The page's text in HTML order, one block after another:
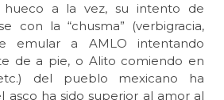
hueco a la vez, su intento de
con la “chusma” (verbigracia,
emular a AMLO intentando
de a pie, o Alito comiendo en
del pueblo mexicano ha
asco ha sido superior al amor al